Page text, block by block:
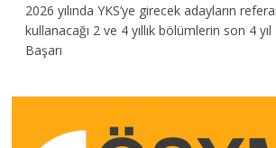
2026 yılında YKS’ye girecek adayların
kullanacağı 2 ve 4 yıllık bölümlerin son 4
Başarı